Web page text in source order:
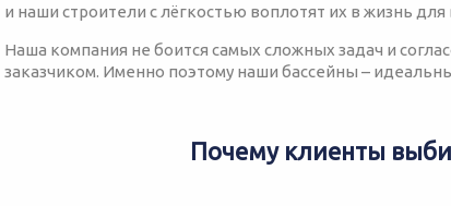
и наши строители с лёгкостью воплотят их в жизнь
Наша компания не боится самых сложных задач и
заказчиком. Именно поэтому наши бассейны –
Почему клиенты